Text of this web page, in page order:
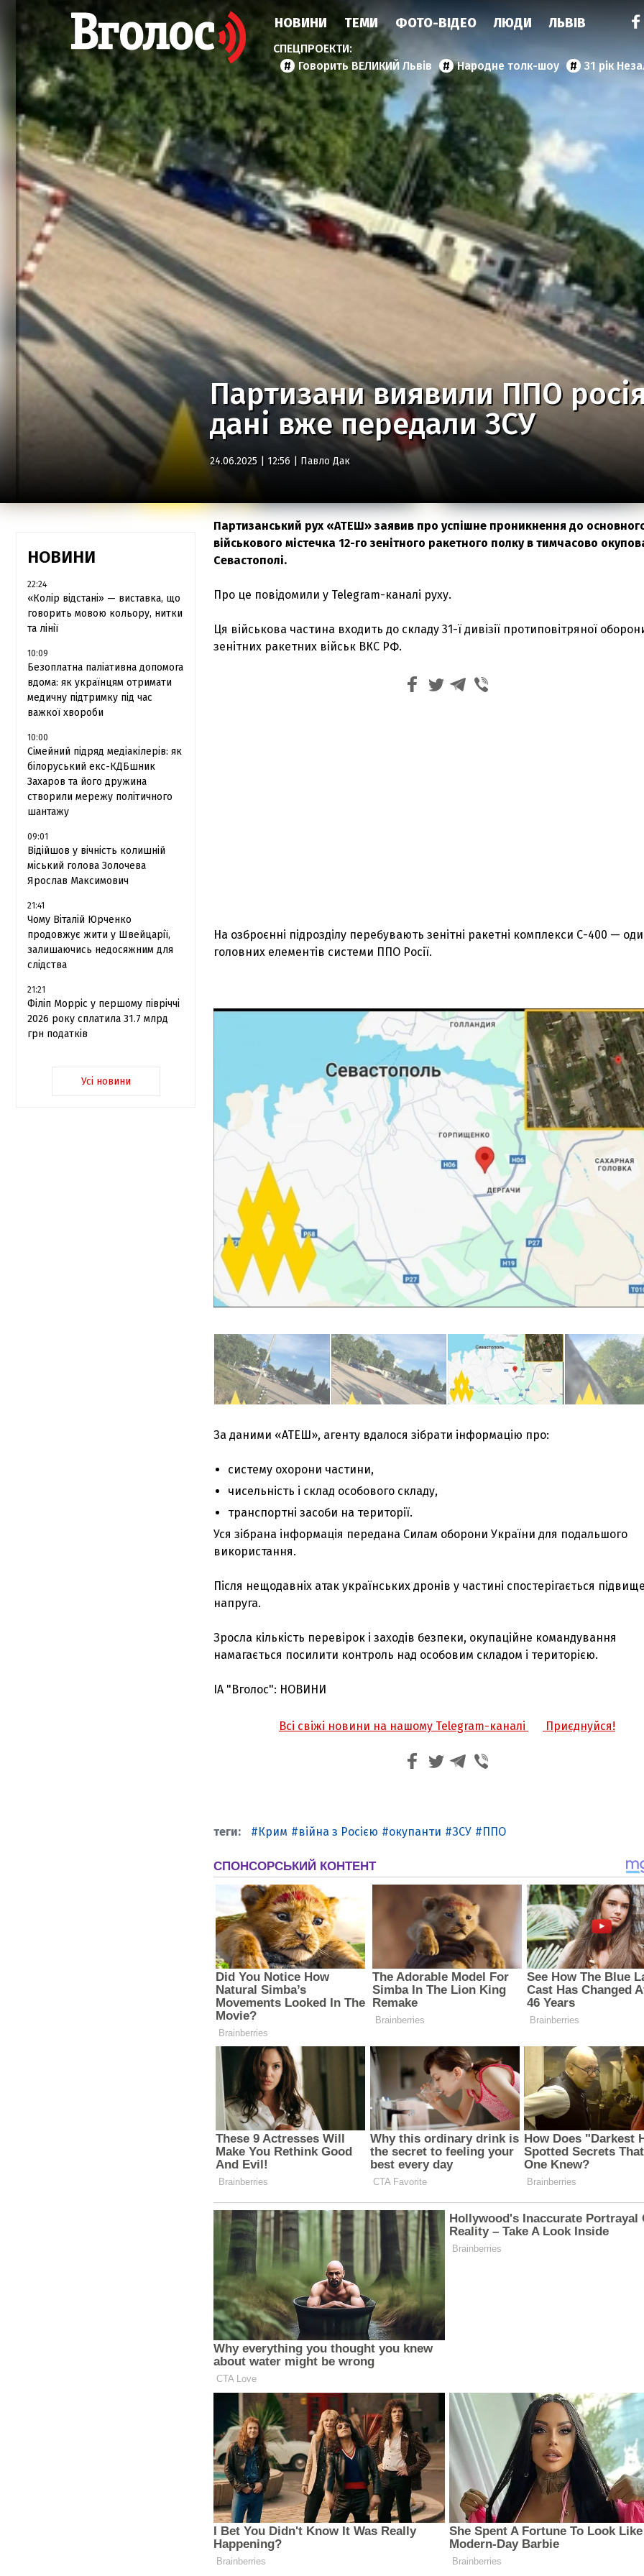
НОВИНИ ТЕМИ ФОТО-ВІДЕО ЛЮДИ ЛЬВІВ
Говорить ВЕЛИКИЙ Львів Народне толк-шоу 31 рік
Партизани виявили ППО
дані вже передали ЗСУ
24.06.2025 | 12:56 | Павло Дак
НОВИНИ
22:24
«Колір відстані» — виставка, що
говорить мовою кольору, нитки
та лінії
10:09
Безоплатна паліативна допомога
вдома: як українцям отримати
медичну підтримку під час
важкої хвороби
10:00
Сімейний підряд медіакілерів: як
білоруський екс-КДБшник
Захаров та його дружина
створили мережу політичного
шантажу
09:01
Відійшов у вічність колишній
міський голова Золочева
Ярослав Максимович
21:41
Чому Віталій Юрченко
продовжує жити у Швейцарії,
залишаючись недосяжним для
слідства
21:21
Філіп Морріс у першому півріччі
2026 року сплатила 31.7 млрд
грн податків
Усі новини
Партизанський рух «АТЕШ» заявив про успішне проникнення до
військового містечка 12-го зенітного ракетного полку в тимчасово
Севастополі.
Про це повідомили у Telegram-каналі руху.
Ця військова частина входить до складу 31-ї дивізії протиповітряної
зенітних ракетних військ ВКС РФ.
На озброєнні підрозділу перебувають зенітні ракетні комплекси С-400 —
головних елементів системи ППО Росії.
За даними «АТЕШ», агенту вдалося зібрати інформацію про:
систему охорони частини,
чисельність і склад особового складу,
транспортні засоби на території.
Уся зібрана інформація передана Силам оборони України для подальшого
використання.
Після нещодавніх атак українських дронів у частині спостерігається
напруга.
Зросла кількість перевірок і заходів безпеки, окупаційне командування
намагається посилити контроль над особовим складом і територією.
ІА "Вголос": НОВИНИ
Всі свіжі новини на нашому Telegram-каналі Приєднуйся!
Крим війна з Росією окупанти ЗСУ ППО
З'явилося відео знищеного ворожого